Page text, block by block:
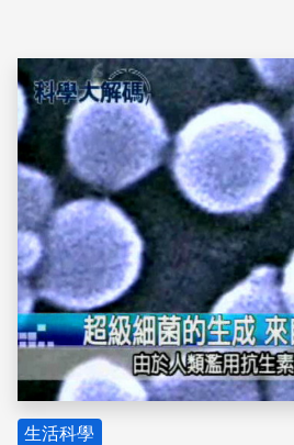
生活科學